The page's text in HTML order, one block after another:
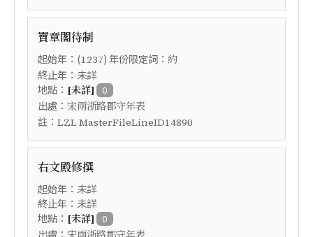
寶章閣待制
起始年：(1237) 年份限定詞： 約
終止年：未詳
地點： [未詳] 0
出處： 宋兩浙路郡守年表
註： LZL MasterFileLineID14890
右文殿修撰
起始年：未詳
終止年：未詳
地點： [未詳] 0
出處：